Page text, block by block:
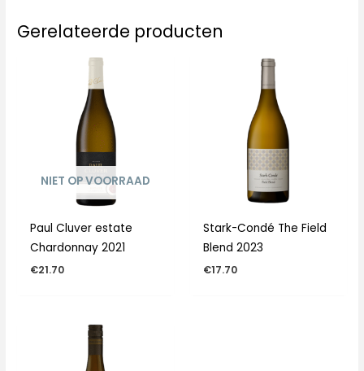
Gerelateerde producten
NIET OP VOORRAAD
Paul Cluver estate
Chardonnay 2021
€21.70
Stark-Condé The Field
Blend 2023
€17.70